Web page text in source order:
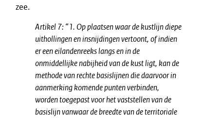
zee.
Artikel 7:“1. Op plaatsen waar de kustlijn diepe
uithollingen en insnijdingen vertoont, of indien
er een eilandenreeks langs en in de
onmiddellijke nabijheid van de kust ligt, kan de
methode van rechte basislijnen die daarvoor in
aanmerking komende punten verbinden,
worden toegepast voor het vaststellen van de
basislijn vanwaar de breedte van de territoriale